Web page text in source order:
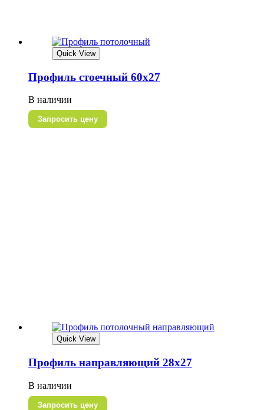
Quick View
Профиль стоечный 60х27
В наличии
Запросить цену
Quick View
Профиль направляющий 28х27
В наличии
Запросить цену